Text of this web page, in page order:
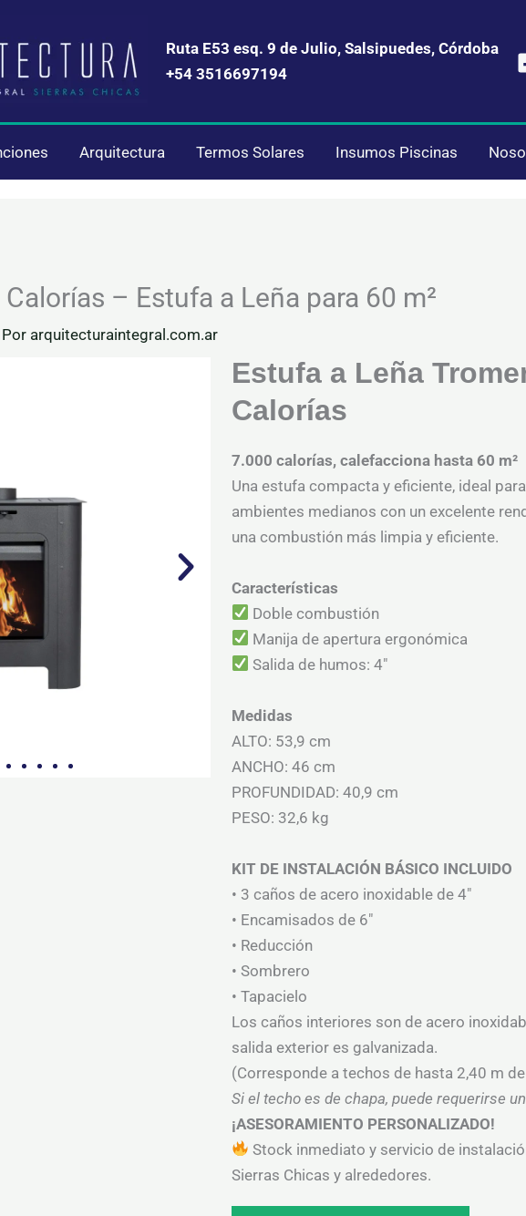
Ruta E53 esq. 9 de Julio, Salsipuedes, Córdoba
+54 3516697194
Arquitectura Termos Solares Insumos Piscinas
– Estufa a Leña para 60 m²
arquitecturaintegral.com.ar
Estufa a Leña
Calorías
7.000 calorías, calefacciona hasta 60 m²
Una estufa compacta y eficiente, ideal
ambientes medianos con un excelente
una combustión más limpia y eficiente.
Características
Doble combustión
Manija de apertura ergonómica
Salida de humos: 4″
Medidas
ALTO: 53,9 cm
ANCHO: 46 cm
PROFUNDIDAD: 40,9 cm
PESO: 32,6 kg
KIT DE INSTALACIÓN BÁSICO INCLUIDO
• 3 caños de acero inoxidable de 4″
• Encamisados de 6″
• Reducción
• Sombrero
• Tapacielo
Los caños interiores son de acero
salida exterior es galvanizada.
(Corresponde a techos de hasta 2,40 m
Si el techo es de chapa, puede requerirse
¡ASESORAMIENTO PERSONALIZADO!
Stock inmediato y servicio de
Sierras Chicas y alrededores.